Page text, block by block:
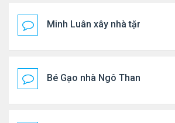
Minh Luân xây nhà tặng cha
Bé Gạo nhà Ngô Thanh Vân